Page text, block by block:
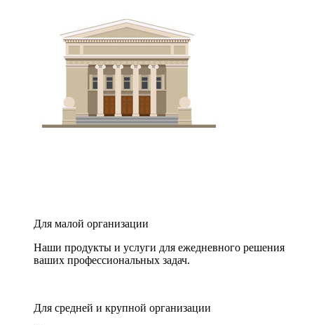
Для малой организации
Наши продукты и услуги для ежедневного решения
ваших профессиональных задач.
Для средней и крупной организации